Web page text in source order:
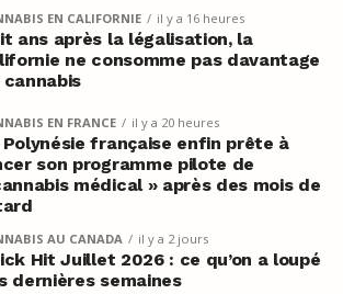
EN CALIFORNIE il y a 16 heures
ans après la légalisation, la
ne consomme pas davantage
cannabis
EN FRANCE il y a 20 heures
Polynésie française enfin prête à
son programme pilote de
médical » après des mois de
AU CANADA il y a 2 jours
Hit Juillet 2026 : ce qu’on a loupé
dernières semaines